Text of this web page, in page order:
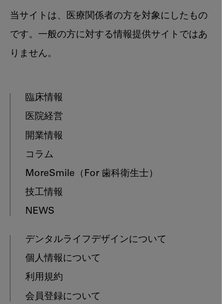
当サイトは、医療関係者の方を対象にしたもの
です。一般の方に対する情報提供サイトではあ
りません。
臨床情報
医院経営
開業情報
コラム
MoreSmile （For 歯科衛生士）
技工情報
NEWS
デンタルライフデザインについて
個人情報について
利用規約
会員登録について